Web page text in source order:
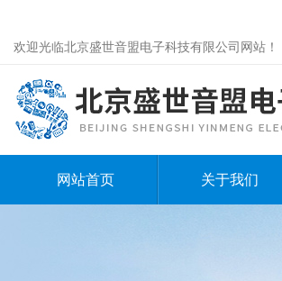
欢迎光临北京盛世音盟电子科技有限公司网站！
网站首页 关于我们